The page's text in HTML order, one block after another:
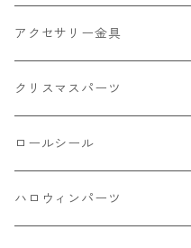
パン
ゼリー
フルーツ系 野菜果物
お花
ミニパーツ ネイル
雑貨系
カボチャ
クラック
ソロバン型
アルファベット
2㎜
不透明
3㎜
不透明タイプ
ミックスタイプ
4㎜
アクセサリー金具
カラー丸カン
10㎜
ボールチップ
ピアスパーツ
クリスマスパーツ
プラチャーム
デコパーツ 貼り付けパーツ
ロールシール
サンキュー
ハロウィンパーツ